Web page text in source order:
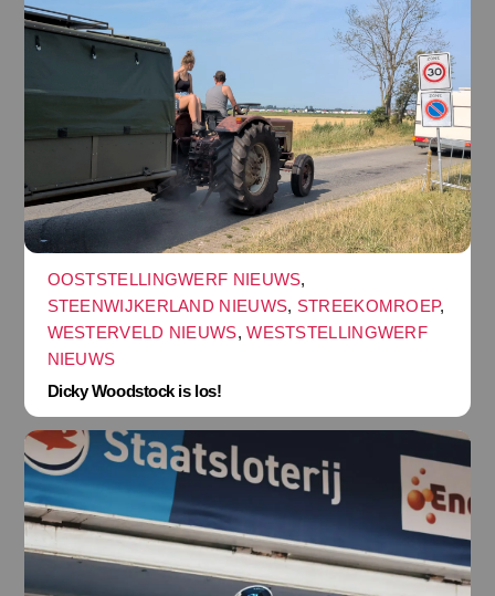
OOSTSTELLINGWERF NIEUWS,
STEENWIJKERLAND NIEUWS, STREEKOMROEP,
WESTERVELD NIEUWS,WESTSTELLINGWERF
NIEUWS
Dicky Woodstock is los!